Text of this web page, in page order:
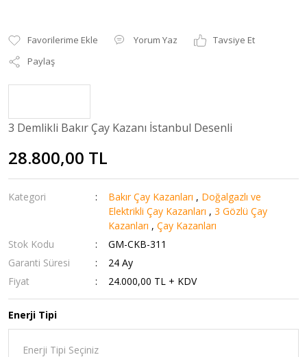
Yorum Yaz
Tavsiye Et
Paylaş
3 Demlikli Bakır Çay Kazanı İstanbul Desenli
28.800,00 TL
Kategori Bakır Çay Kazanları , Doğalgazlı ve
Elektrikli Çay Kazanları ,3 Gözlü Çay
Kazanları ,Çay Kazanları
Stok Kodu
GM-CKB-311
Garanti Süresi
24 Ay
Fiyat
24.000,00 TL + KDV
Enerji Tipi